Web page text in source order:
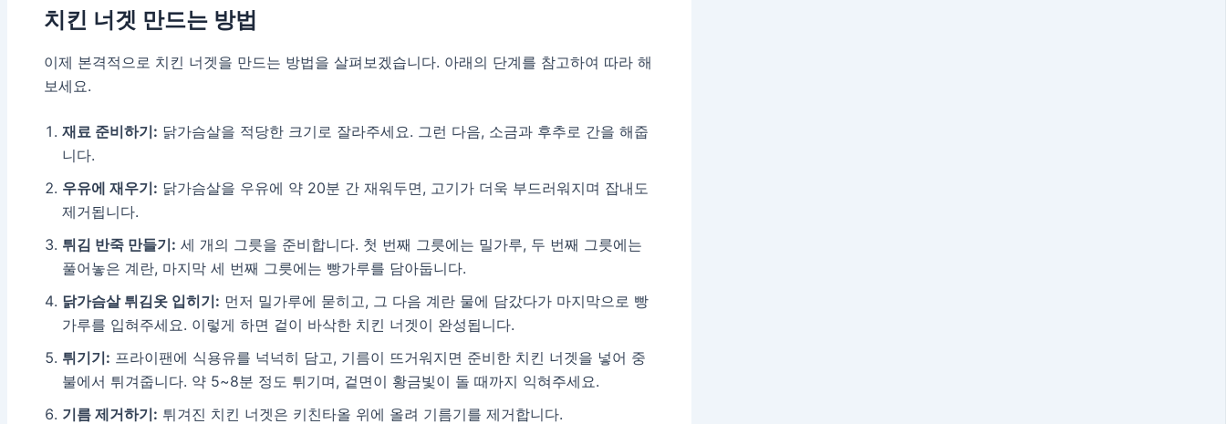
치킨 너겟 만드는 방법
이제 본격적으로 치킨 너겟을 만드는 방법을 살펴보겠습니다. 아래의 단계를 참고하여 따라 해
보세요.
재료 준비하기: 닭가슴살을 적당한 크기로 잘라주세요. 그런 다음, 소금과 후추로 간을 해줍
니다.
우유에 재우기: 닭가슴살을 우유에 약 20분 간 재워두면, 고기가 더욱 부드러워지며 잡내도
제거됩니다.
튀김 반죽 만들기: 세 개의 그릇을 준비합니다. 첫 번째 그릇에는 밀가루, 두 번째 그릇에는
풀어놓은 계란, 마지막 세 번째 그릇에는 빵가루를 담아둡니다.
닭가슴살 튀김옷 입히기: 먼저 밀가루에 묻히고, 그 다음 계란 물에 담갔다가 마지막으로 빵
가루를 입혀주세요. 이렇게 하면 겉이 바삭한 치킨 너겟이 완성됩니다.
튀기기: 프라이팬에 식용유를 넉넉히 담고, 기름이 뜨거워지면 준비한 치킨 너겟을 넣어 중
불에서 튀겨줍니다. 약 5~8분 정도 튀기며, 겉면이 황금빛이 돌 때까지 익혀주세요.
기름 제거하기: 튀겨진 치킨 너겟은 키친타올 위에 올려 기름기를 제거합니다.